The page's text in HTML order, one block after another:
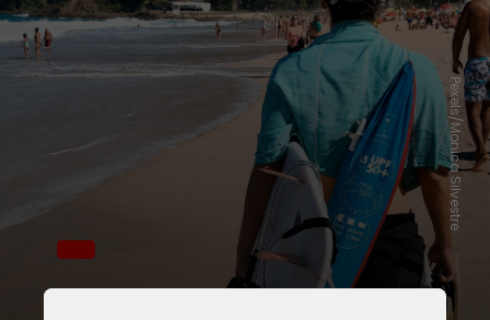
Pexels/Monica Silvestre